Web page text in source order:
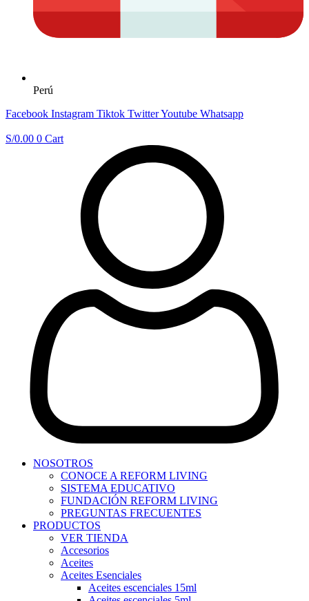
Perú
Facebook Instagram Tiktok TwitterYoutube Whatsapp
S/0.00 0 Cart
NOSOTROS
CONOCE A REFORM LIVING
SISTEMA EDUCATIVO
FUNDACIÓN REFORM LIVING
PREGUNTAS FRECUENTES
PRODUCTOS
VER TIENDA
Accesorios
Aceites
Aceites Esenciales
Aceites escenciales 15ml